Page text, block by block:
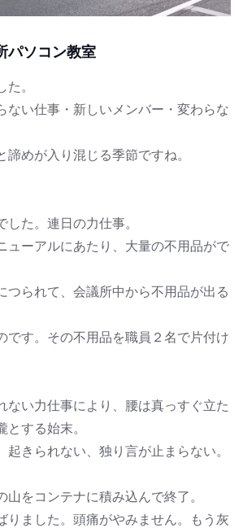
パソコン教室
。
ない仕事・新しいメンバー・変わらな
めが入り混じる季節ですね。
した。連日の力仕事。
ューアルにあたり、大量の不用品がで
つられて、会議所中から不用品が出る
です。その不用品を職員２名で片付け
ない力仕事により、腰は真っすぐ立た
する始末。
起きられない、独り言が止まらない。
山をコンテナに積み込んで終了。
りました。頭痛がやみません。もう灰